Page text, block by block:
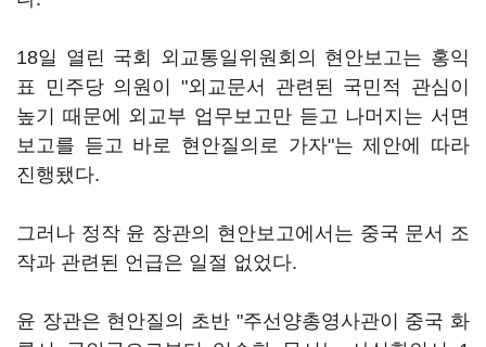
18일 열린 국회 외교통일위원회의 현안보고는 홍익
표 민주당 의원이 "외교문서 관련된 국민적 관심이
높기 때문에 외교부 업무보고만 듣고 나머지는 서면
보고를 듣고 바로 현안질의로 가자"는 제안에 따라
진행됐다.
그러나 정작 윤 장관의 현안보고에서는 중국 문서 조
작과 관련된 언급은 일절 없었다.
윤 장관은 현안질의 초반 "주선양총영사관이 중국 화